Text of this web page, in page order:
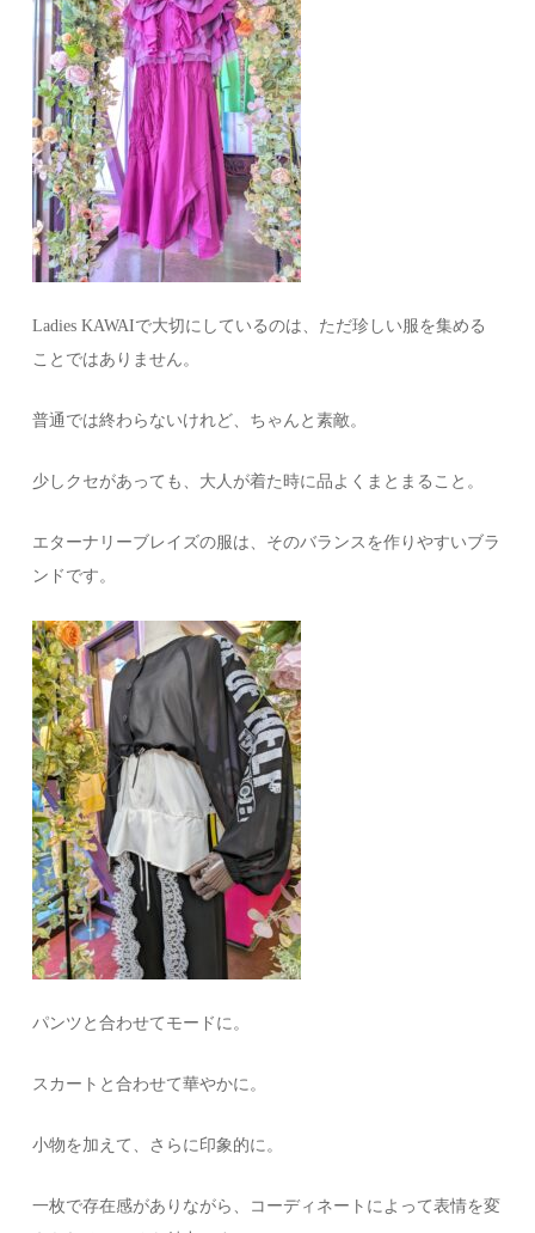
Ladies KAWAIで大切にしているのは、ただ珍しい服を集める
ことではありません。
普通では終わらないけれど、ちゃんと素敵。
少しクセがあっても、大人が着た時に品よくまとまること。
エターナリーブレイズの服は、そのバランスを作りやすいブラ
ンドです。
パンツと合わせてモードに。
スカートと合わせて華やかに。
小物を加えて、さらに印象的に。
一枚で存在感がありながら、コーディネートによって表情を変